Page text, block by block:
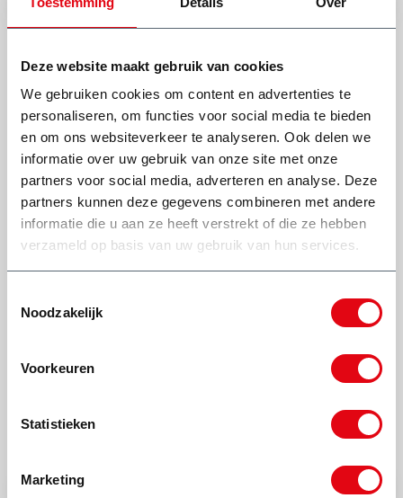
Deze website maakt gebruik van cookies
We gebruiken cookies om content en advertenties te
personaliseren, om functies voor social media te bieden
en om ons websiteverkeer te analyseren. Ook delen we
informatie over uw gebruik van onze site met onze
partners voor social media, adverteren en analyse. Deze
partners kunnen deze gegevens combineren met andere
informatie die u aan ze heeft verstrekt of die ze hebben
verzameld op basis van uw gebruik van hun services.
Noodzakelijk
Voorkeuren
Statistieken
Marketing
Wat onze klanten zeggen
Zeer nette chauffeur, zeer goede
ervaring. Eerste keer werd er door
onbekend(en) andere spul in container
niks van anderen er in kwam. Op tijd en
Top bedrijf, als
iets te